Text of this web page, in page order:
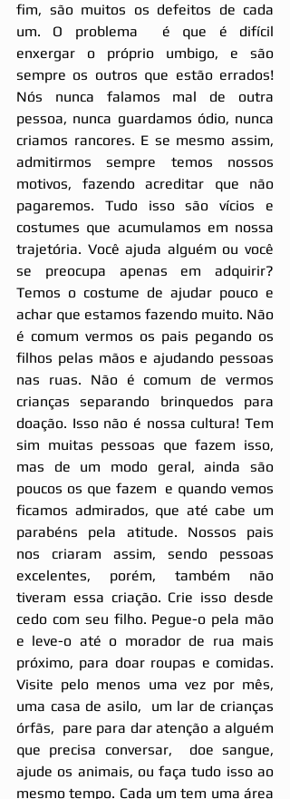
fim, são muitos os defeitos de cada
um. O problema  é que é difícil
enxergar o próprio umbigo, e são
sempre os outros que estão errados!
Nós nunca falamos mal de outra
pessoa, nunca guardamos ódio, nunca
criamos rancores. E se mesmo assim,
admitirmos sempre temos nossos
motivos, fazendo acreditar que não
pagaremos. Tudo isso são vícios e
costumes que acumulamos em nossa
trajetória. Você ajuda alguém ou você
se preocupa apenas em adquirir?
Temos o costume de ajudar pouco e
achar que estamos fazendo muito. Não
é comum vermos os pais pegando os
filhos pelas mãos e ajudando pessoas
nas ruas. Não é comum de vermos
crianças separando brinquedos para
doação. Isso não é nossa cultura! Tem
sim muitas pessoas que fazem isso,
mas de um modo geral, ainda são
poucos os que fazem  e quando vemos
ficamos admirados, que até cabe um
parabéns pela atitude. Nossos pais
nos criaram assim, sendo pessoas
excelentes, porém, também não
tiveram essa criação. Crie isso desde
cedo com seu filho. Pegue-o pela mão
e leve-o até o morador de rua mais
próximo, para doar roupas e comidas.
Visite pelo menos uma vez por mês,
uma casa de asilo,  um lar de crianças
órfãs,  pare para dar atenção a alguém
que precisa conversar,  doe sangue,
ajude os animais, ou faça tudo isso ao
mesmo tempo. Cada um tem uma área